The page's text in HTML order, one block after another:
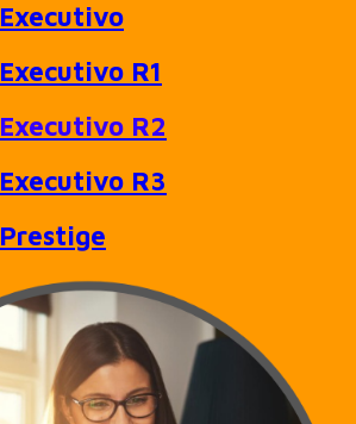
Executivo
Executivo R1
Executivo R2
Executivo R3
Prestige